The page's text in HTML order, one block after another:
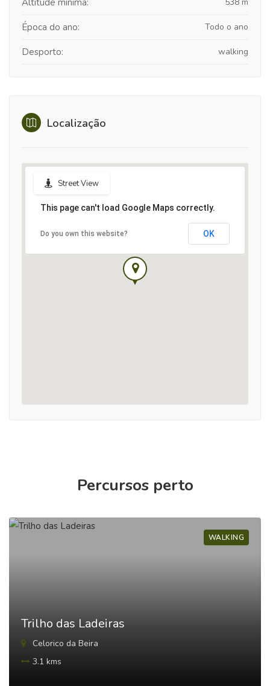
Época do ano: Todo o ano
Desporto: walking
Localização
This page can't load Google Maps correctly.
Do you own this website? OK
Street View
Percursos perto
WALKING
Trilho das Ladeiras
Celorico da Beira
3.1 kms